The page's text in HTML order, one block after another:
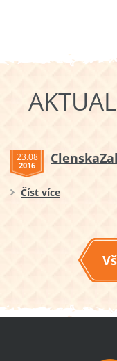
23.08
2016
Číst více